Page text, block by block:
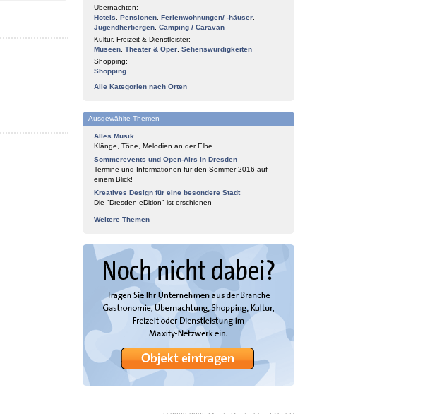
Übernachten:
Hotels
Pensionen Ferienwohnungen/ -häuser
Jugendherbergen Camping / Caravan
Kultur, Freizeit & Dienstleister:
Museen Theater & Oper Sehenswürdigkeiten
Shopping:
Shopping
Alle Kategorien nach Orten
Ausgewählte Themen
Alles Musik
Klänge, Töne, Melodien an der Elbe
Sommerevents und Open-Airs in Dresden
Termine und Informationen für den Sommer 2016 auf
einem Blick!
Kreatives Design für eine besondere Stadt
Die "Dresden eDition" ist erschienen
Weitere Themen